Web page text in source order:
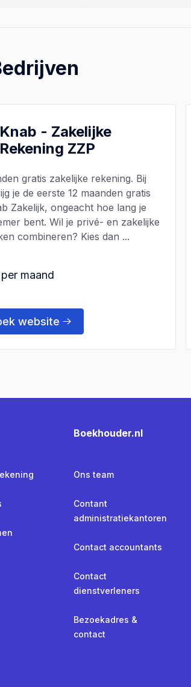
Knab - Zakelijke
Rekening ZZP
gratis zakelijke rekening. Bij
je de eerste 12 maanden gratis
Zakelijk, ongeacht hoe lang je
bent. Wil je privé- en zakelijke
combineren? Kies dan ...
maand
website
Boekhouder.nl
Ons team
Contant
administratiekantoren
Contact accountants
Contact
dienstverleners
Bezoekadres &
contact